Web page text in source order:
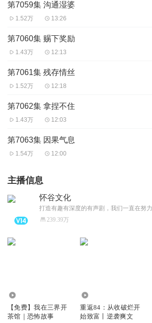
第7059集 沟通湿婆
1.52万 13:26
第7060集 赐下奖励
1.43万 12:13
第7061集 残存情丝
1.52万 12:18
第7062集 拿捏不住
1.43万 12:03
第7063集 因果气息
1.54万 12:00
主播信息
怀谷文化
打造有趣有深度的有声剧，我们一直在努力
239.39万
【免费】我在三界开
茶馆｜恐怖故事
重返84：从收破烂开
始致富丨逆袭爽文